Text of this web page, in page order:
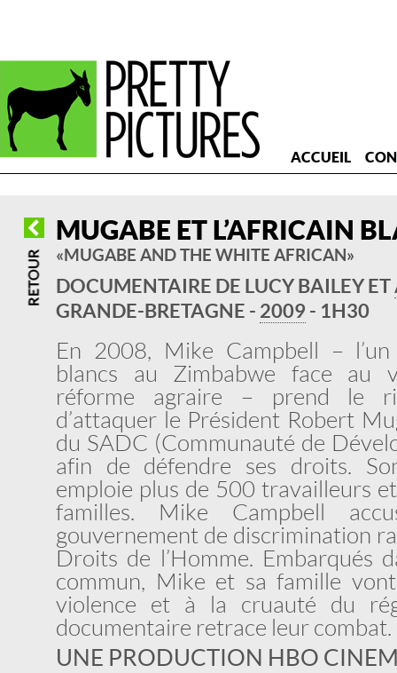
ACCUEIL
MUGABE ET L’AFRICAIN
« MUGABE AND THE WHITE AFRICAN »
DOCUMENTAIRE DE LUCY BAILEY ET
GRANDE-BRETAGNE - 2009 - 1H30
En 2008, Mike Campbell –
blancs au Zimbabwe face au
réforme agraire – prend le
d’attaquer le Président Robert
du SADC (Communauté de
afin de défendre ses droits.
emploie plus de 500 travailleurs
familles. Mike Campbell
gouvernement de discrimination
Droits de l’Homme. Embarqués
commun, Mike et sa famille
violence et à la cruauté du
documentaire retrace leur combat.
UNE PRODUCTION HBO